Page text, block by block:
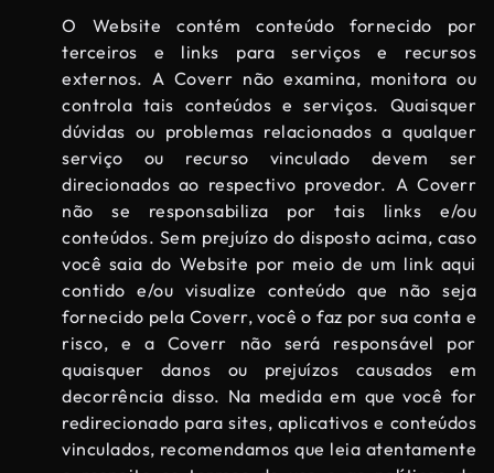
O Website contém conteúdo fornecido por
terceiros e links para serviços e recursos
externos. A Coverr não examina, monitora ou
controla tais conteúdos e serviços. Quaisquer
dúvidas ou problemas relacionados a qualquer
serviço ou recurso vinculado devem ser
direcionados ao respectivo provedor. A Coverr
não se responsabiliza por tais links e/ou
conteúdos. Sem prejuízo do disposto acima, caso
você saia do Website por meio de um link aqui
contido e/ou visualize conteúdo que não seja
fornecido pela Coverr, você o faz por sua conta e
risco, e a Coverr não será responsável por
quaisquer danos ou prejuízos causados ​​em
decorrência disso. Na medida em que você for
redirecionado para sites, aplicativos e conteúdos
vinculados, recomendamos que leia atentamente